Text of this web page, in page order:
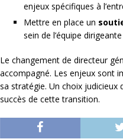
enjeux spécifiques à
Mettre en place un
sein de l’équipe
Le changement de directeur
accompagné. Les enjeux sont
sa stratégie. Un choix judicieux
succès de cette transition.